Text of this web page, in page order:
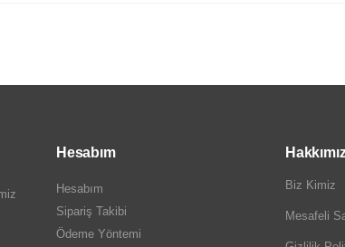
Hesabım
Hesabım
Sipariş Takibi
Ödeme Yöntemi
Biz Kimiz
Mesafeli